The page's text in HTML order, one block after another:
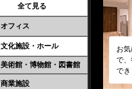
全て見る
オフィス
文化施設・ホール
美術館・博物館・図書館
商業施設
お
で
で